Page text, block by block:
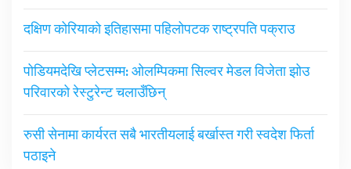
दक्षिण कोरियाको इतिहासमा पहिलोपटक राष्ट्रपति पक्राउ
पोडियमदेखि प्लेटसम्म: ओलम्पिकमा सिल्वर मेडल विजेता झोउ
परिवारको रेस्टुरेन्ट चलाउँछिन्
रुसी सेनामा कार्यरत सबै भारतीयलाई बर्खास्त गरी स्वदेश फिर्ता
पठाइने